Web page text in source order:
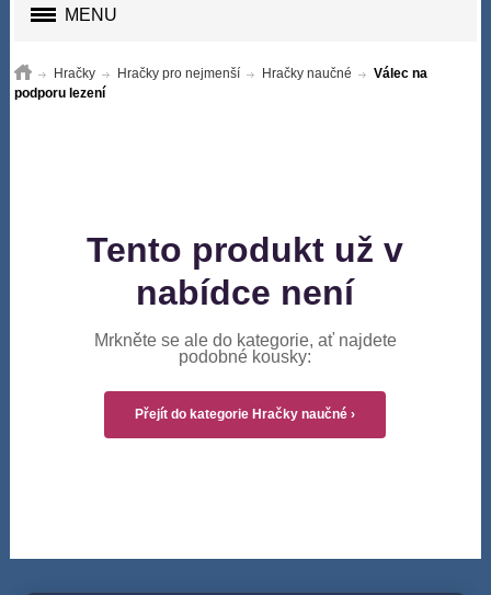
MENU
Hračky Hračky pro nejmenší Hračky naučné
Válec na
podporu lezení
Tento produkt už v
nabídce není
Mrkněte se ale do kategorie, ať najdete
podobné kousky:
Přejít do kategorie Hračky naučné ›